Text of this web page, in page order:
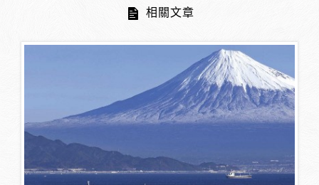
相關文章